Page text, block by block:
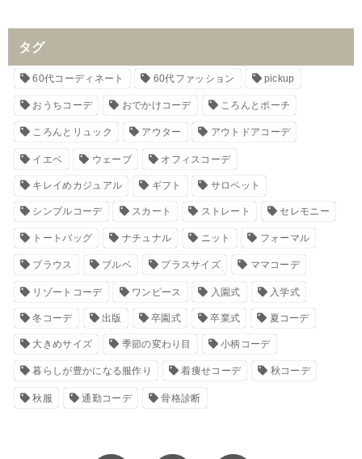
タグ
60代コーディネート 60代ファッション pickup
おうちコーデ おでかけコーデ ころんとポーチ
ころんとリュック アウター アウトドアコーデ
イエベ ウェーブ オフィスコーデ
キレイめカジュアル ギフト サロペット
シンプルコーデ スカート ストレート セレモニー
トートバッグ ナチュナル ニット フォーマル
ブラウス ブルベ プラスサイズ ママコーデ
リゾートコーデ ワンピース 入園式 入学式
冬コーデ 出版 卒園式 卒業式 夏コーデ
大きめサイズ 季節の変わり目 小柄コーデ
暮らしが豊かになる服作り 着痩せコーデ 秋コーデ
秋服 通勤コーデ 骨格診断